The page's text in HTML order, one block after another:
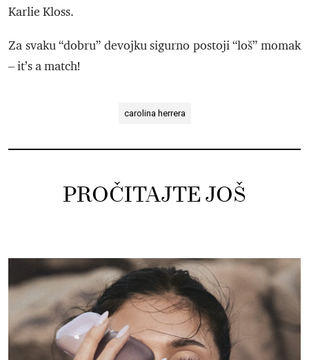
Karlie Kloss.
Za svaku “dobru” devojku sigurno postoji “loš” momak
– it’s a match!
carolina herrera
PROČITAJTE JOŠ